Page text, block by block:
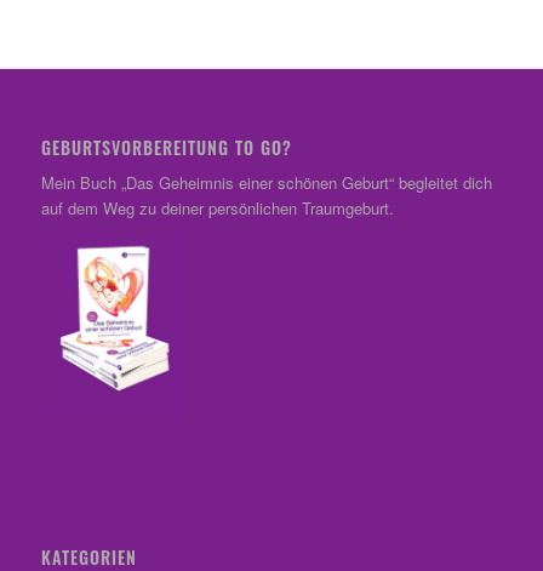
GEBURTSVORBEREITUNG TO GO?
Mein Buch „Das Geheimnis einer schönen Geburt“ begleitet dich
auf dem Weg zu deiner persönlichen Traumgeburt.
KATEGORIEN